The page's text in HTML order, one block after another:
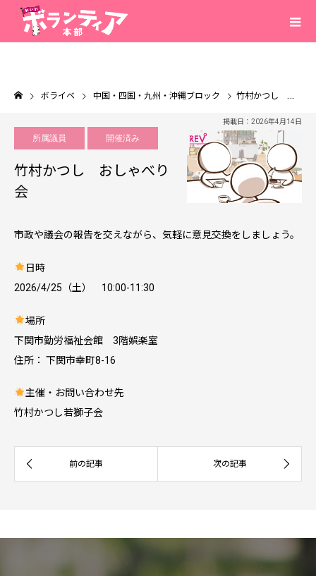
ボライベ 中国・四国・九州・沖縄ブロック 竹村かつし おしゃべり会
掲載日：2026年4月14日
所属議員 開催済み
竹村かつし おしゃべり
会
市政や議会の報告を交えながら、気軽に意見交換をしましょう。
日時
2026/4/25（土） 10:00-11:30
場所
下関市勤労福祉会館 3階娯楽室
住所： 下関市幸町8-16
主催・お問い合わせ先
竹村かつし若獅子会